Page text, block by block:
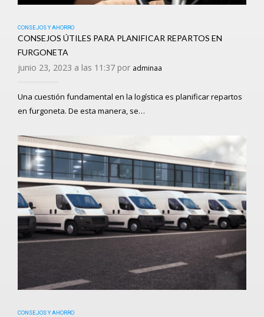
CONSEJOS Y AHORRO
CONSEJOS ÚTILES PARA PLANIFICAR REPARTOS EN
FURGONETA
junio 23, 2023 a las 11:37 por adminaa
Una cuestión fundamental en la logística es planificar repartos
en furgoneta. De esta manera, se…
CONSEJOS Y AHORRO